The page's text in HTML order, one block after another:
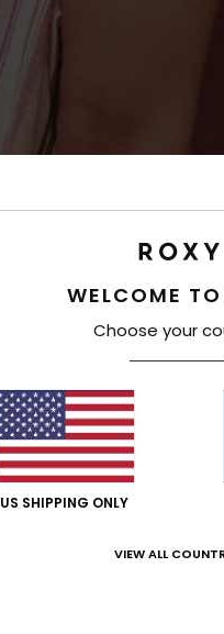
WELCOME
Choose your
US SHIPPING ONLY
VIEW ALL